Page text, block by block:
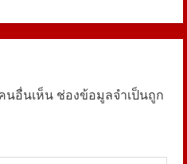
นอื่นเห็น ช่องข้อมูลจำเป็นถูก